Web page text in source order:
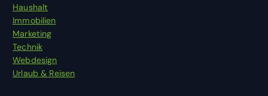
Haushalt
Immobilien
Marketing
Technik
Webdesign
Urlaub & Reisen